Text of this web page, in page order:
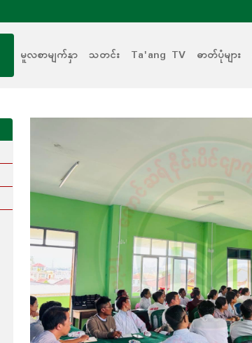
မူလစာမျက်နှာ သတင်း Ta'ang TV ဓာတ်ပုံများ